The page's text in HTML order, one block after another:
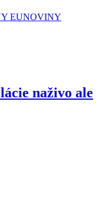
EUNOVINY
naživo ale